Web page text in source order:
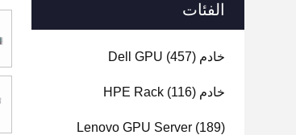
الفئات
خادم Dell GPU (457)
خادم HPE Rack (116)
Lenovo GPU Server (189)